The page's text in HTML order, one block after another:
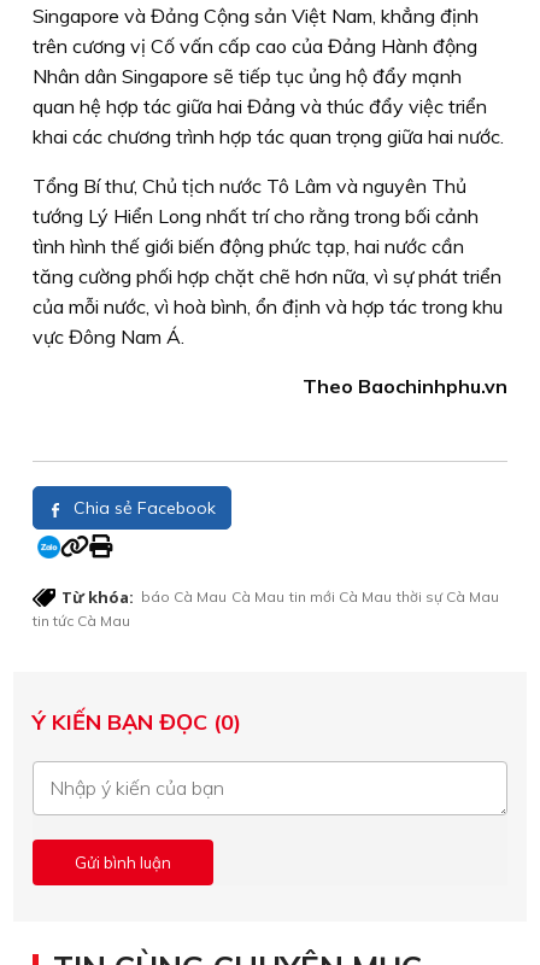
Singapore và Đảng Cộng sản Việt Nam, khẳng định
trên cương vị Cố vấn cấp cao của Đảng Hành động
Nhân dân Singapore sẽ tiếp tục ủng hộ đẩy mạnh
quan hệ hợp tác giữa hai Đảng và thúc đẩy việc triển
khai các chương trình hợp tác quan trọng giữa hai nước.
Tổng Bí thư, Chủ tịch nước Tô Lâm và nguyên Thủ
tướng Lý Hiển Long nhất trí cho rằng trong bối cảnh
tình hình thế giới biến động phức tạp, hai nước cần
tăng cường phối hợp chặt chẽ hơn nữa, vì sự phát triển
của mỗi nước, vì hoà bình, ổn định và hợp tác trong khu
vực Đông Nam Á.
Theo Baochinhphu.vn
Chia sẻ Facebook
Từ khóa: báo Cà Mau Cà Mau tin mới Cà Mau thời sự Cà Mau
tin tức Cà Mau
Ý KIẾN BẠN ĐỌC (0)